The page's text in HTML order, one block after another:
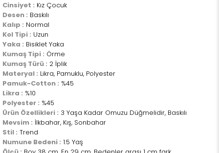
Cinsiyet : Kız Çocuk
Desen : Baskılı
Kalıp : Normal
Kol Tipi : Uzun
Yaka : Bisiklet Yaka
Kumaş Tipi : Örme
Kumaş Türü : 2 İplik
Materyal : Likra, Pamuklu, Polyester
Pamuk-Cotton : %45
Likra : %10
Polyester : %45
Ürün Özellikleri : 3 Yaşa Kadar Omuzu Düğmelidir, Baskılı
Mevsim : İlkbahar, Kış, Sonbahar
Stil : Trend
Numune Bedeni : 1.5 Yaş